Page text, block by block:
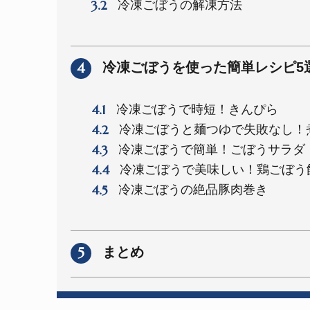
3.2 冷凍ごぼうの解凍方法
4 冷凍ごぼうを使った簡単レシピ5
4.1 冷凍ごぼうで時短！きんぴら
4.2 冷凍ごぼうと麺つゆで失敗なし！
4.3 冷凍ごぼうで簡単！ごぼうサラダ
4.4 冷凍ごぼうで美味しい！鶏ごぼう
4.5 冷凍ごぼうの絶品豚肉巻き
5 まとめ